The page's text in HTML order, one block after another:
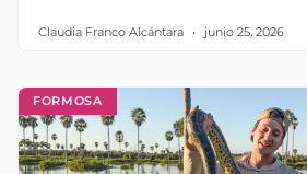
Claudia Franco Alcántara junio 25, 2026
FORMOSA